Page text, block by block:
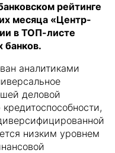
рейтинге
месяца «Центр-
в ТОП-листе
банков.
аналитиками
деловой
низким уровнем